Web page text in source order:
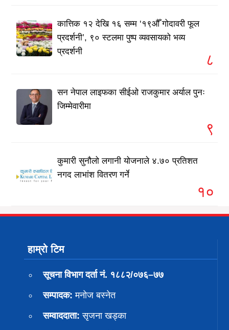
कात्तिक १२ देखि १६ सम्म ‘१९औँ गोदावरी फूल
प्रदर्शनी’, ९० स्टलमा पुष्प व्यवसायको भव्य
प्रदर्शनी
८
सन नेपाल लाइफका सीईओ राजकुमार अर्याल पुनः
जिम्मेवारीमा
९
कुमारी सुनौलो लगानी योजनाले ४.७० प्रतिशत
नगद लाभांश वितरण गर्ने
१०
हाम्रो टिम
सूचना विभाग दर्ता नं. १८८२/०७६–७७
सम्पादक: मनोज बस्नेत
सम्वाददाता: सृजना खड्का